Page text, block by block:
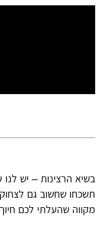
בשיא הרצינות – יש
תשכחו שחשוב גם
מקווה שהעלתי לכם חיוך